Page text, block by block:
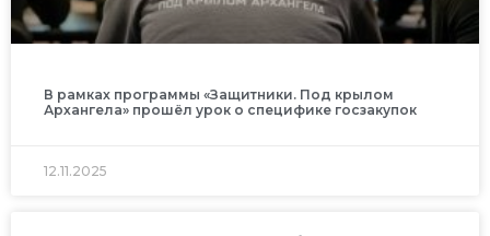
В рамках программы «Защитники. Под крылом
Архангела» прошёл урок о специфике госзакупок
12.11.2025